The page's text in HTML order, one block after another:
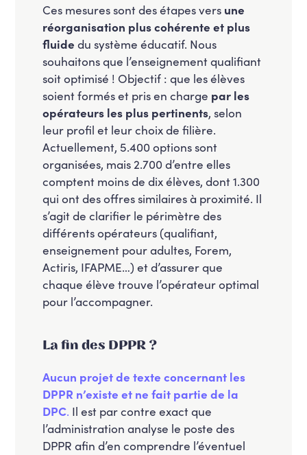
Ces mesures sont des étapes vers une
réorganisation plus cohérente et plus
fluide du système éducatif. Nous
souhaitons que l’enseignement qualifiant
soit optimisé ! Objectif : que les élèves
soient formés et pris en charge par les
opérateurs les plus pertinents, selon
leur profil et leur choix de filière.
Actuellement, 5.400 options sont
organisées, mais 2.700 d’entre elles
comptent moins de dix élèves, dont 1.300
qui ont des offres similaires à proximité. Il
s’agit de clarifier le périmètre des
différents opérateurs (qualifiant,
enseignement pour adultes, Forem,
Actiris, IFAPME…) et d’assurer que
chaque élève trouve l’opérateur optimal
pour l’accompagner.
La fin des DPPR ?
Aucun projet de texte concernant les
DPPR n’existe et ne fait partie de la
DPC. Il est par contre exact que
l’administration analyse le poste des
DPPR afin d’en comprendre l’éventuel